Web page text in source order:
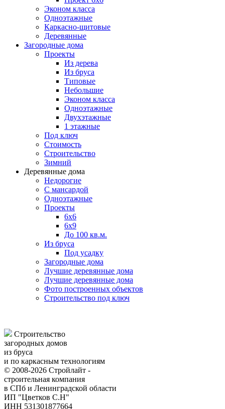
Эконом класса
Одноэтажные
Каркасно-щитовые
Деревянные
Загородные дома
Проекты
Из дерева
Из бруса
Типовые
Небольшие
Эконом класса
Одноэтажные
Двухэтажные
1 этажные
Под ключ
Стоимость
Строительство
Зимний
Деревянные дома
Недорогие
С мансардой
Одноэтажные
Проекты
6х6
6х9
До 100 кв.м.
Из бруса
Под усадку
Загородные дома
Лучшие деревянные дома
Лучшие деревянные дома
Фото построенных объектов
Строительство под ключ
Строительство
загородных домов
из бруса
и по каркасным технологиям
© 2008-2026 Стройлайт -
строительная компания
в СПб и Ленинградской области
ИП "Цветков С.Н"
ИНН 531301877664